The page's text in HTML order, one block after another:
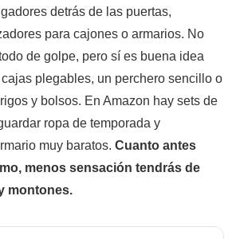
detrás de las puertas,
para cajones o armarios. No
de golpe, pero sí es buena idea
plegables, un perchero sencillo o
y bolsos. En Amazon hay sets de
ropa de temporada y
muy baratos. Cuanto antes
menos sensación tendrás de
montones.